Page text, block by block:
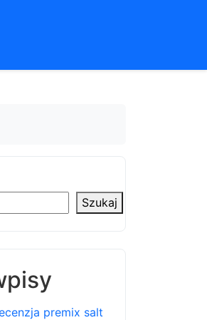
Szukaj
premix salt